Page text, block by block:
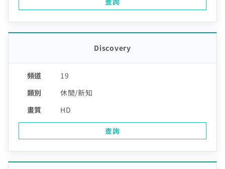
19
Discovery
休閒/新知
HD
查詢